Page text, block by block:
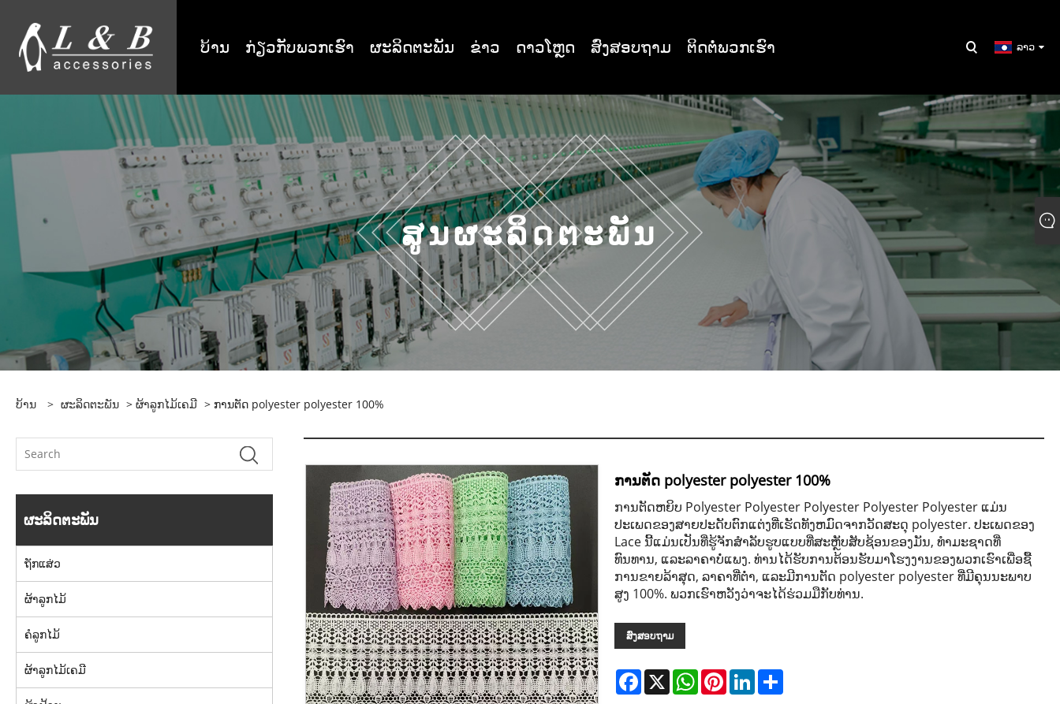
ບ້ານ ກ່ຽວ​ກັບ​ພວກ​ເຮົາ ຜະລິດຕະພັນ ຂ່າວ ດາວໂຫຼດ ສົ່ງສອບຖາມ ຕິດ​ຕໍ່​ພວກ​ເຮົາ ລາວ
ສູນຜະລິດຕະພັນ
ບ້ານ > ຜະລິດຕະພັນ > ຜ້າລູກໄມ້ເຄມີ > ການຕັດ polyester polyester 100%
ຜະລິດຕະພັນ
ຖັກແສ່ວ
ຜ້າລູກໄມ້
ຄໍລູກໄມ້
ຜ້າລູກໄມ້ເຄມີ
ການຕັດ polyester polyester 100%
ການຕັດຫຍິບ Polyester Polyester Polyester Polyester Polyester ແມ່ນ
ປະເພດຂອງສາຍປະດັບຕົກແຕ່ງທີ່ເຮັດທັງຫມົດຈາກວັດສະດຸ polyester. ປະເພດຂອງ
Lace ນີ້ແມ່ນເປັນທີ່ຮູ້ຈັກສໍາລັບຮູບແບບທີ່ສະຫຼັບສັບຊ້ອນຂອງມັນ, ທໍາມະຊາດທີ່
ທົນທານ, ແລະລາຄາບໍ່ແພງ. ທ່ານໄດ້ຮັບການຕ້ອນຮັບມາໂຮງງານຂອງພວກເຮົາເພື່ອຊື້
ການຂາຍລ້າສຸດ, ລາຄາທີ່ຕໍ່າ, ແລະມີການຕັດ polyester polyester ທີ່ມີຄຸນນະພາບ
ສູງ 100%. ພວກເຮົາຫວັງວ່າຈະໄດ້ຮ່ວມມືກັບທ່ານ.
ສົ່ງສອບຖາມ
Facebook
X WhatsApp
PinterestLinkedIn